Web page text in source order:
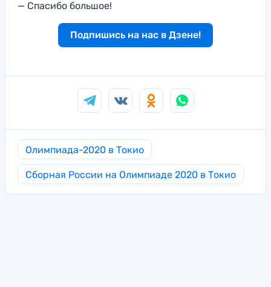
— Спасибо большое!
Подпишись на нас в Дзене!
Олимпиада-2020 в Токио
Сборная России на Олимпиаде 2020 в Токио